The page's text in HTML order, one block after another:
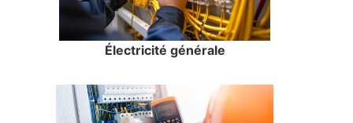
Électricité générale